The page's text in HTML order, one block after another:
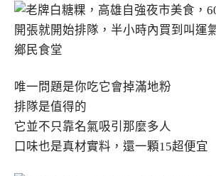
唯一問題是你吃它會掉滿地粉
排隊是值得的
它並不只靠名氣吸引那麼多人
口味也是真材實料，還一顆15超便宜